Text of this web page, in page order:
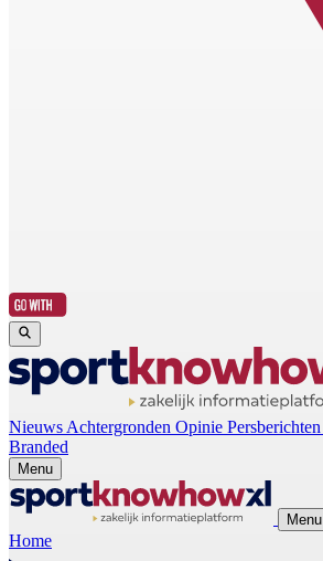
Nieuws Achtergronden Opinie Persberichten
Branded
Menu
Menu
Home